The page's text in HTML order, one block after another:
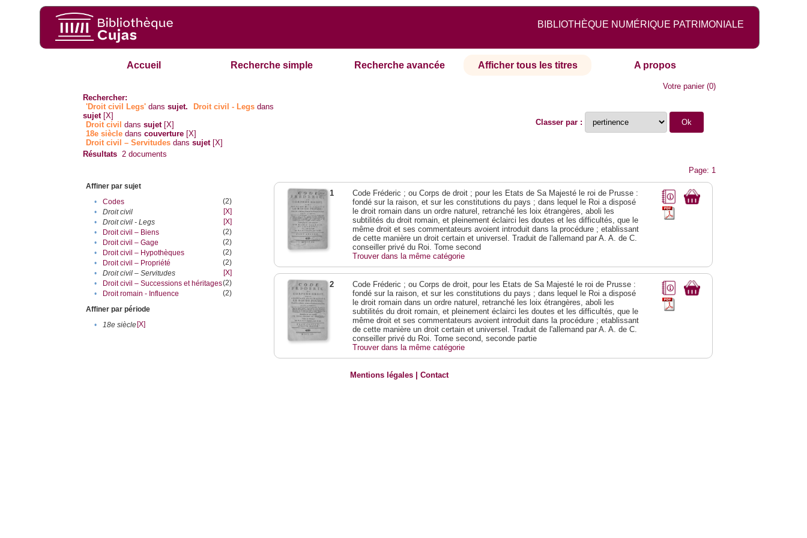
BIBLIOTHÈQUE NUMÉRIQUE PATRIMONIALE
Accueil Recherche simple Recherche avancée Afficher tous les titres A propos
Votre panier(0)
Rechercher:
'Droit civil Legs' danssujet. Droit civil - Legs dans
sujet [X]
Droit civil danssujet [X]
18e siècle danscouverture [X]
Droit civil – Servitudes danssujet [X]
Classer par :
Résultats 2 documents
Page: 1
Affiner par sujet
•
Codes
(2)
•
Droit civil
[X]
•
Droit civil - Legs
[X]
•
Droit civil – Biens
(2)
•
Droit civil – Gage
(2)
•
Droit civil – Hypothèques
(2)
•
Droit civil – Propriété
(2)
•
Droit civil – Servitudes
[X]
•
Droit civil – Successions et héritages(2)
•
Droit romain - Influence
(2)
Affiner par période
•
18e siècle[X]
1
Code Fréderic ; ou Corps de droit ; pour les Etats de Sa Majesté le roi de Prusse :
fondé sur la raison, et sur les constitutions du pays ; dans lequel le Roi a disposé
le droit romain dans un ordre naturel, retranché les loix étrangères, aboli les
subtilités du droit romain, et pleinement éclairci les doutes et les difficultés, que le
même droit et ses commentateurs avoient introduit dans la procédure ; etablissant
de cette manière un droit certain et universel. Traduit de l'allemand par A. A. de C.
conseiller privé du Roi. Tome second
Trouver dans la même catégorie
2
Code Fréderic ; ou Corps de droit, pour les Etats de Sa Majesté le roi de Prusse :
fondé sur la raison, et sur les constitutions du pays ; dans lequel le Roi a disposé
le droit romain dans un ordre naturel, retranché les loix étrangères, aboli les
subtilités du droit romain, et pleinement éclairci les doutes et les difficultés, que le
même droit et ses commentateurs avoient introduit dans la procédure ; etablissant
de cette manière un droit certain et universel. Traduit de l'allemand par A. A. de C.
conseiller privé du Roi. Tome second, seconde partie
Trouver dans la même catégorie
Mentions légales |Contact